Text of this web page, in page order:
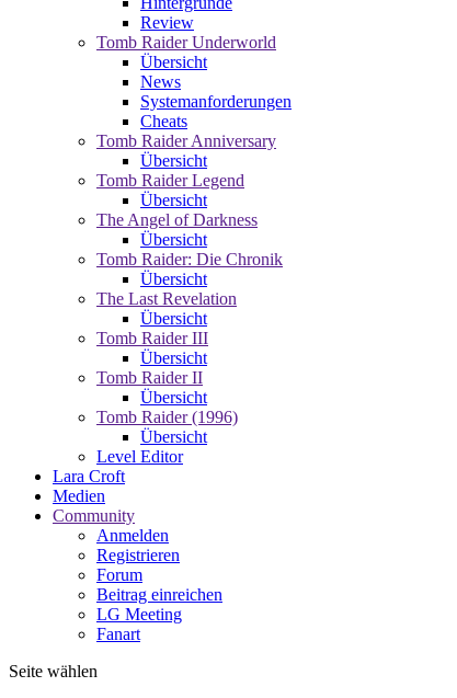
Review
Tomb Raider Underworld
Übersicht
News
Systemanforderungen
Cheats
Tomb Raider Anniversary
Übersicht
Tomb Raider Legend
Übersicht
The Angel of Darkness
Übersicht
Tomb Raider: Die Chronik
Übersicht
The Last Revelation
Übersicht
Tomb Raider III
Übersicht
Tomb Raider II
Übersicht
Tomb Raider (1996)
Übersicht
Level Editor
Lara Croft
Medien
Community
Anmelden
Registrieren
Forum
Beitrag einreichen
LG Meeting
Fanart
Seite wählen